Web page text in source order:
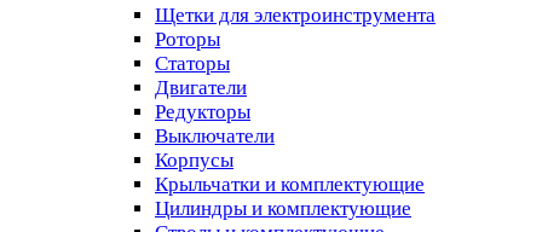
Щетки для электроинструмента
Роторы
Статоры
Двигатели
Редукторы
Выключатели
Корпусы
Крыльчатки и комплектующие
Цилиндры и комплектующие